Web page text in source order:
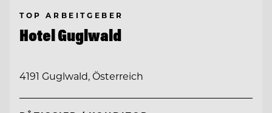
TOP ARBEITGEBER
Hotel Guglwald
4191 Guglwald, Österreich